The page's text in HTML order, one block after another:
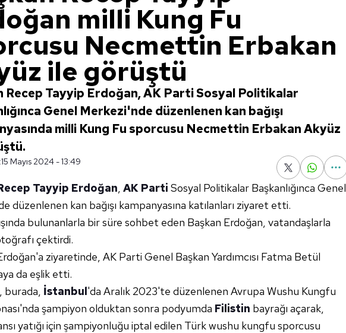
milli Kung Fu
Necmettin Erbakan
ile görüştü
Recep Tayyip Erdoğan, AK Parti Sosyal Politikalar
Genel Merkezi'nde düzenlenen kan bağışı
milli Kung Fu sporcusu Necmettin Erbakan Akyüz
15 Mayıs 2024 - 13:49
Tayyip Erdoğan, AK Parti Sosyal Politikalar Başkanlığınca Genel
düzenlenen kan bağışı kampanyasına katılanları ziyaret etti.
bulunanlarla bir süre sohbet eden Başkan Erdoğan, vatandaşlarla
çektirdi.
ziyaretinde, AK Parti Genel Başkan Yardımcısı Fatma Betül
da eşlik etti.
burada, İstanbul'da Aralık 2023'te düzenlenen Avrupa Wushu Kungfu
şampiyon olduktan sonra podyumda Filistin bayrağı açarak,
yatığı için şampiyonluğu iptal edilen Türk wushu kungfu sporcusu